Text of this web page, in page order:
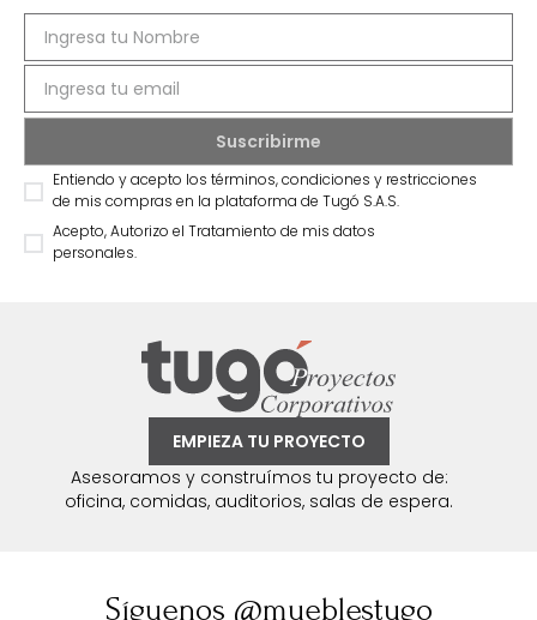
Entiendo y acepto los términos, condiciones y restricciones
de mis compras en la plataforma de Tugó S.A.S.
Acepto, Autorizo el Tratamiento de mis datos
personales.
EMPIEZA TU PROYECTO
Asesoramos y construímos tu proyecto de:
oficina, comidas, auditorios, salas de espera.
Síguenos @mueblestugo